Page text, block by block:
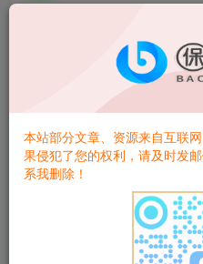
新版优化了播放速度，使用
也比较稳定。
后端搭建教程 上传至服务器
装。 推荐使用宝塔面板！
本站部分文章、资源来自互联
果侵犯了您的权利，请及时发
系我删除！